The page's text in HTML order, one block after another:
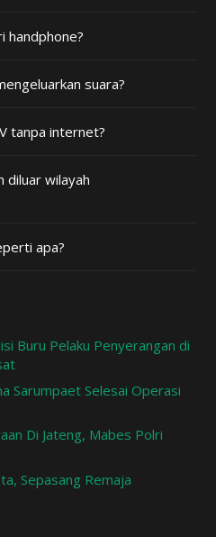
handphone?
suara?
tanpa internet?
diluar wilayah
apa?
Buru Pelaku Penyerangan di
Sarumpaet Selesai Operasi
Di Jateng, Mabes Polri
Sepasang Remaja